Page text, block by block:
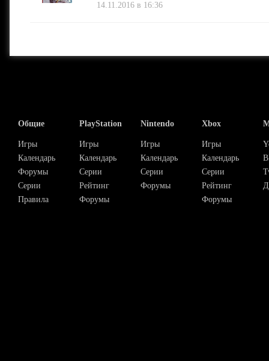
14.11.2016 в 16:36
Общие
Игры
Календарь
Форумы
Серии
Правила
PlayStation
Игры
Календарь
Серии
Рейтинг
Форумы
Nintendo
Игры
Календарь
Серии
Форумы
Xbox
Игры
Календарь
Серии
Рейтинг
Форумы